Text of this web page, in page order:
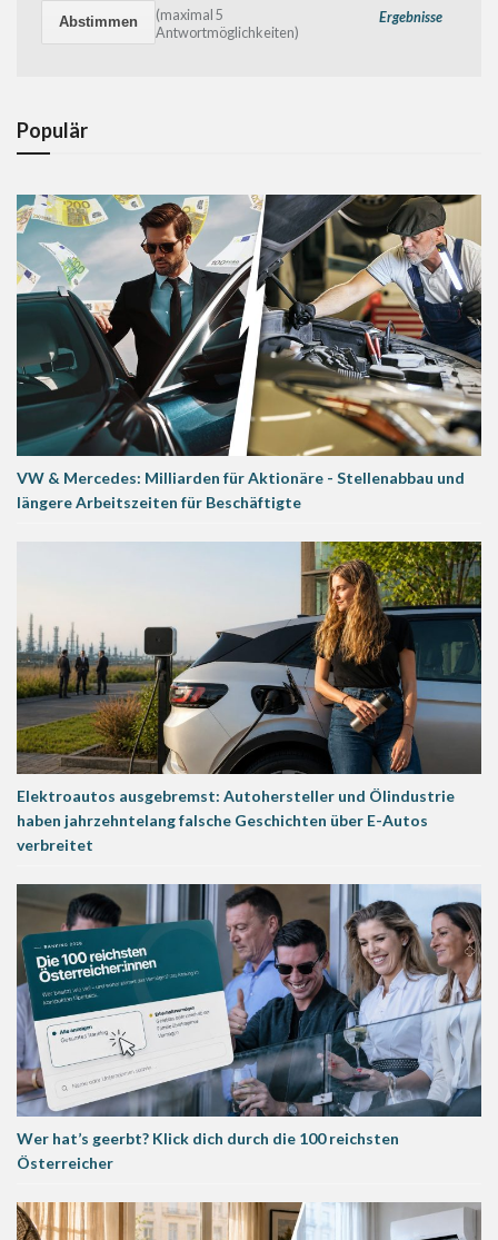
Ergebnisse
(maximal 5
Antwortmöglichkeiten)
Populär
VW & Mercedes: Milliarden für Aktionäre - Stellenabbau und
längere Arbeitszeiten für Beschäftigte
Elektroautos ausgebremst: Autohersteller und Ölindustrie
haben jahrzehntelang falsche Geschichten über E-Autos
verbreitet
Wer hat’s geerbt? Klick dich durch die 100 reichsten
Österreicher